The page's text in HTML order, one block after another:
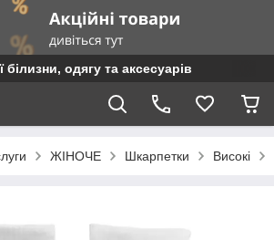
білизни, одягу та аксесуарів
ЖІНОЧЕ Шкарпетки Високі